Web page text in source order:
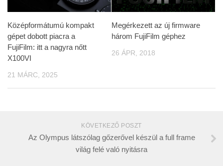
Középformátumú kompakt
gépet dobott piacra a
FujiFilm: itt a nagyra nőtt
X100VI
21 MÁRC, 2025
Megérkezett az új firmware
három FujiFilm géphez
26 ÁPR, 2018
KÖVETKEZŐ POSZT
Az Olympus látszólag gőzerővel készül a full frame
világ felé való nyitásra